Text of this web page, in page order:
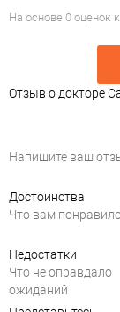
На основе 0 оценок
Отзыв о докторе
Достоинства
Недостатки